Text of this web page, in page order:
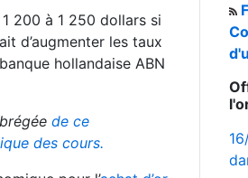
200 à 1 250 dollars si
d’augmenter les taux
hollandaise ABN
de ce
des cours.